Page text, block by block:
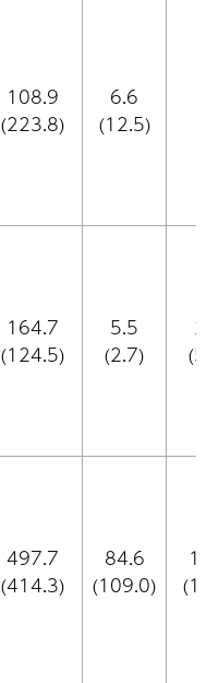
108.9
(223.8)
6.6
(12.5)
164.7
(124.5)
5.5
(2.7)
497.7
(414.3)
84.6
(109.0)